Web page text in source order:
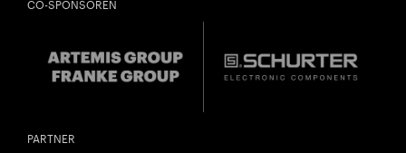
CO-SPONSOREN
PARTNER